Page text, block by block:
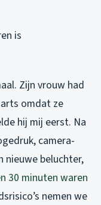
is
Zijn vrouw had
omdat ze
hij mij eerst. Na
camera-
nieuwe beluchter,
30 minuten waren
nemen we